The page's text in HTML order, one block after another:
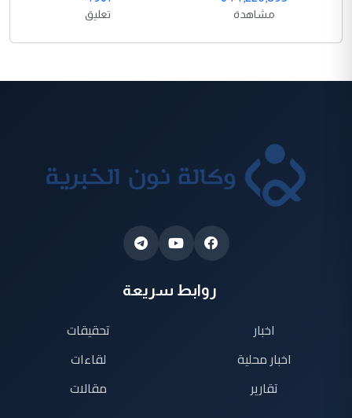
مشاهدة تعليق
روابط سريعة
اخبار
اخبار محلية
تقارير
تحقيقات
لقاءات
مقالات